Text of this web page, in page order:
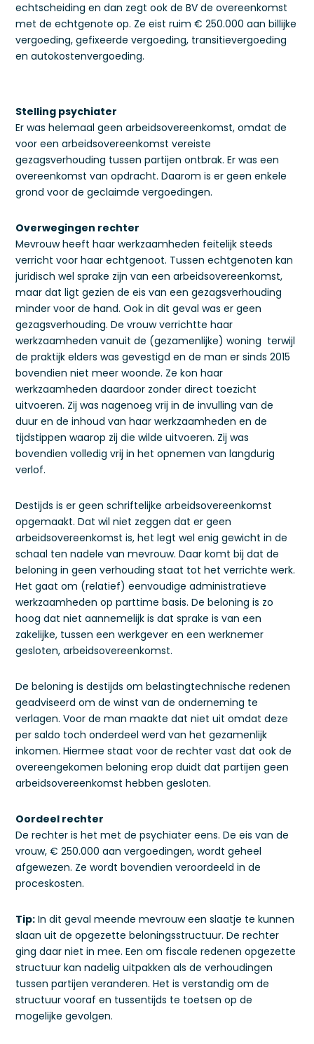
echtscheiding en dan zegt ook de BV de overeenkomst
met de echtgenote op. Ze eist ruim € 250.000 aan billijke
vergoeding, gefixeerde vergoeding, transitievergoeding
en autokostenvergoeding.
Stelling psychiater
Er was helemaal geen arbeidsovereenkomst, omdat de
voor een arbeidsovereenkomst vereiste
gezagsverhouding tussen partijen ontbrak. Er was een
overeenkomst van opdracht. Daarom is er geen enkele
grond voor de geclaimde vergoedingen.
Overwegingen rechter
Mevrouw heeft haar werkzaamheden feitelijk steeds
verricht voor haar echtgenoot. Tussen echtgenoten kan
juridisch wel sprake zijn van een arbeidsovereenkomst,
maar dat ligt gezien de eis van een gezagsverhouding
minder voor de hand. Ook in dit geval was er geen
gezagsverhouding. De vrouw verrichtte haar
werkzaamheden vanuit de (gezamenlijke) woning terwijl
de praktijk elders was gevestigd en de man er sinds 2015
bovendien niet meer woonde. Ze kon haar
werkzaamheden daardoor zonder direct toezicht
uitvoeren. Zij was nagenoeg vrij in de invulling van de
duur en de inhoud van haar werkzaamheden en de
tijdstippen waarop zij die wilde uitvoeren. Zij was
bovendien volledig vrij in het opnemen van langdurig
verlof.
Destijds is er geen schriftelijke arbeidsovereenkomst
opgemaakt. Dat wil niet zeggen dat er geen
arbeidsovereenkomst is, het legt wel enig gewicht in de
schaal ten nadele van mevrouw. Daar komt bij dat de
beloning in geen verhouding staat tot het verrichte werk.
Het gaat om (relatief) eenvoudige administratieve
werkzaamheden op parttime basis. De beloning is zo
hoog dat niet aannemelijk is dat sprake is van een
zakelijke, tussen een werkgever en een werknemer
gesloten, arbeidsovereenkomst.
De beloning is destijds om belastingtechnische redenen
geadviseerd om de winst van de onderneming te
verlagen. Voor de man maakte dat niet uit omdat deze
per saldo toch onderdeel werd van het gezamenlijk
inkomen. Hiermee staat voor de rechter vast dat ook de
overeengekomen beloning erop duidt dat partijen geen
arbeidsovereenkomst hebben gesloten.
Oordeel rechter
De rechter is het met de psychiater eens. De eis van de
vrouw, € 250.000 aan vergoedingen, wordt geheel
afgewezen. Ze wordt bovendien veroordeeld in de
proceskosten.
Tip: In dit geval meende mevrouw een slaatje te kunnen
slaan uit de opgezette beloningsstructuur. De rechter
ging daar niet in mee. Een om fiscale redenen opgezette
structuur kan nadelig uitpakken als de verhoudingen
tussen partijen veranderen. Het is verstandig om de
structuur vooraf en tussentijds te toetsen op de
mogelijke gevolgen.